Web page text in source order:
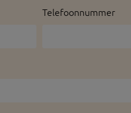
Telefoonnummer